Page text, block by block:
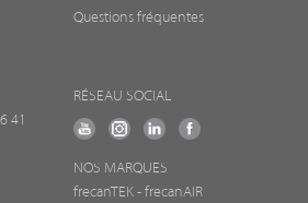
Questions fréquentes
41
RÉSEAU SOCIAL
NOS MARQUES
frecanTEK - frecanAIR